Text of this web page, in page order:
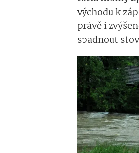
východu k
právě i
spadnout